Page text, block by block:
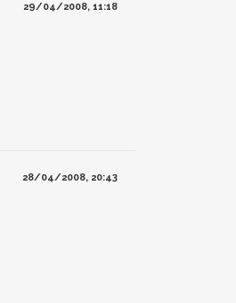
29/04/2008, 11:18
28/04/2008, 20:43